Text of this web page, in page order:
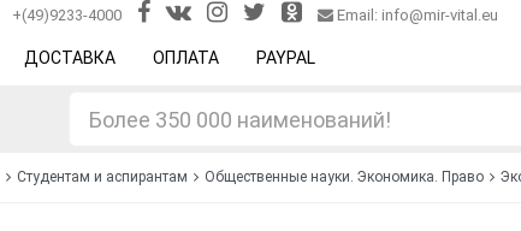
+(49)9233-4000 Email: info@mir-vital.eu
ДОСТАВКА ОПЛАТА PAYPAL
Студентам и аспирантам Общественные науки. Экономика. Право